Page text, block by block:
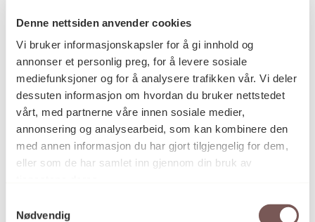
Denne nettsiden anvender cookies
Vi bruker informasjonskapsler for å gi innhold og
annonser et personlig preg, for å levere sosiale
mediefunksjoner og for å analysere trafikken vår. Vi deler
dessuten informasjon om hvordan du bruker nettstedet
vårt, med partnerne våre innen sosiale medier,
annonsering og analysearbeid, som kan kombinere den
med annen informasjon du har gjort tilgjengelig for dem,
eller som de har samlet inn gjennom din bruk av
Nødvendig
Postadresse
Postboks 6994
St. Olavs plass